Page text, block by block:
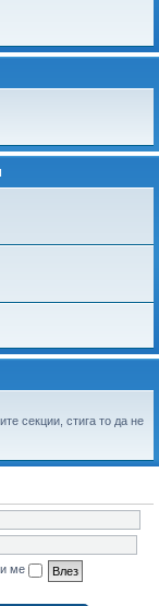
секции, стига то да не
ме